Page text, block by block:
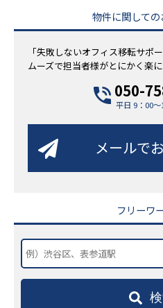
物件に関して
「失敗しないオフィス移転サポ
ムーズで担当者様がとにかく楽に
050-
平日 9：00～
メールで
フリーワ